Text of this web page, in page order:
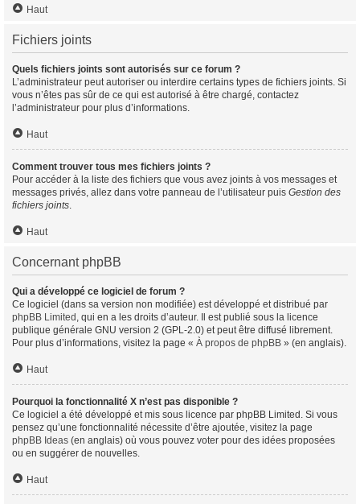
Haut
Fichiers joints
Quels fichiers joints sont autorisés sur ce forum ?
L’administrateur peut autoriser ou interdire certains types de fichiers joints. Si
vous n’êtes pas sûr de ce qui est autorisé à être chargé, contactez
l’administrateur pour plus d’informations.
Haut
Comment trouver tous mes fichiers joints ?
Pour accéder à la liste des fichiers que vous avez joints à vos messages et
messages privés, allez dans votre panneau de l’utilisateur puis Gestion des
fichiers joints.
Haut
Concernant phpBB
Qui a développé ce logiciel de forum ?
Ce logiciel (dans sa version non modifiée) est développé et distribué par
phpBB Limited , qui en a les droits d’auteur. Il est publié sous la licence
publique générale GNU version 2 (GPL-2.0) et peut être diffusé librement.
Pour plus d’informations, visitez la page « À propos de phpBB » (en anglais).
Haut
Pourquoi la fonctionnalité X n’est pas disponible ?
Ce logiciel a été développé et mis sous licence par phpBB Limited. Si vous
pensez qu’une fonctionnalité nécessite d’être ajoutée, visitez la page
phpBB Ideas (en anglais) où vous pouvez voter pour des idées proposées
ou en suggérer de nouvelles.
Haut